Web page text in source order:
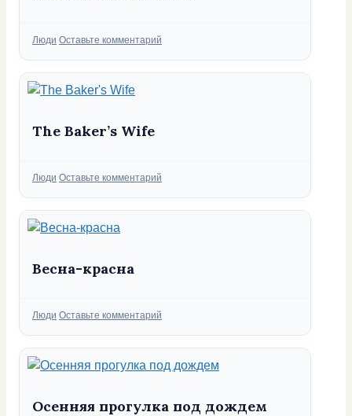
Рубрики
Люди Оставьте комментарий
The Baker’s Wife
Рубрики
Люди Оставьте комментарий
Весна-красна
Рубрики
Люди Оставьте комментарий
Осенняя прогулка под дождем